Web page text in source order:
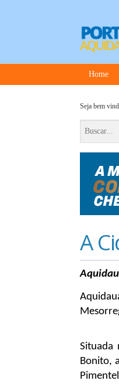
Home
Seja bem
A
Situada
Bonito,